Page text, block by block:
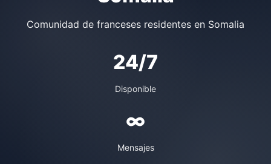
Comunidad de franceses residentes en Somalia
24/7
Disponible
∞
Mensajes